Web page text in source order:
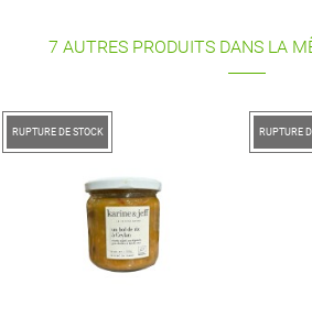
7 AUTRES PRODUITS DANS LA
RUPTURE DE STOCK RUPTURE